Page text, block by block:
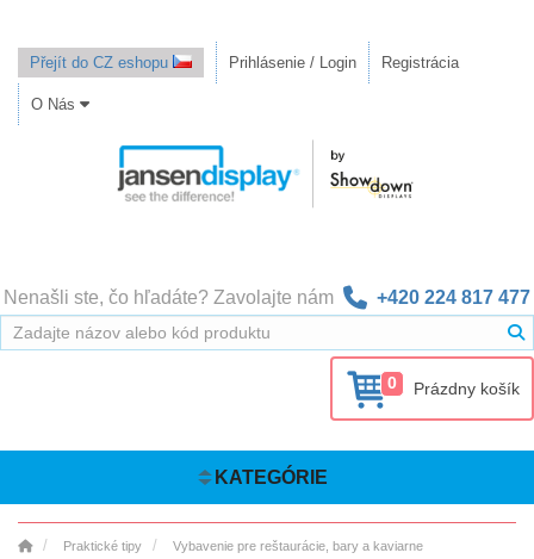
Přejít do CZ eshopu Prihlásenie / Login Registrácia
O Nás
Nenašli ste, čo hľadáte? Zavolajte nám +420 224 817 477
0 Prázdny košík
KATEGÓRIE
Praktické tipy
Vybavenie pre reštaurácie, bary a kaviarne